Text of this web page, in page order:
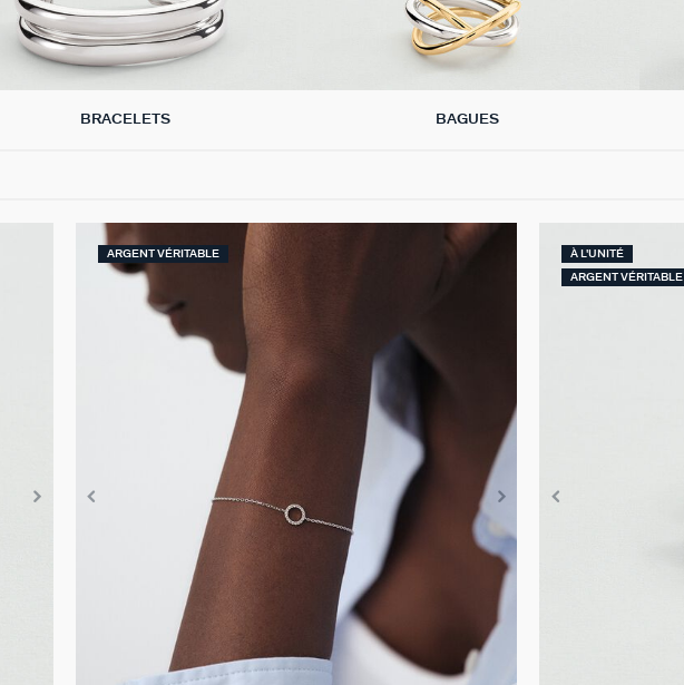
BRACELETS BAGUES
ARGENT VÉRITABLE À L'UNITÉ
ARGENT VÉRITABLE